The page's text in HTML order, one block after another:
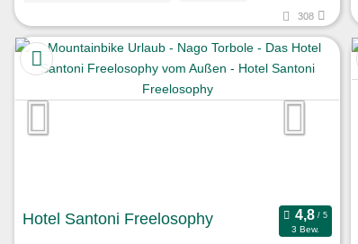
308
Hotel Santoni Freelosophy
3 Bew.